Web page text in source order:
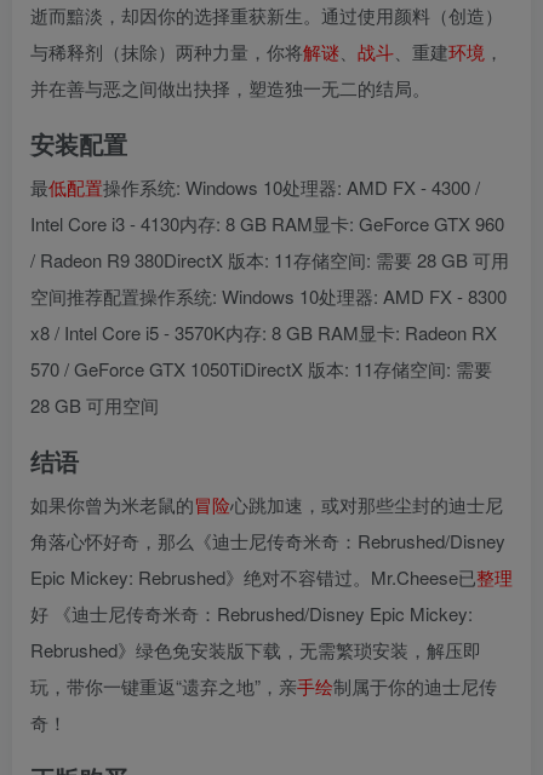
逝而黯淡，却因你的选择重获新生。通过使用颜料（创造）
与稀释剂（抹除）两种力量，你将解谜 战斗 、重建环境 ，
并在善与恶之间做出抉择，塑造独一无二的结局。
安装配置
最低配置操作系统: Windows 10处理器: AMD FX - 4300 /
Intel Core i3 - 4130内存: 8 GB RAM显卡: GeForce GTX 960
/ Radeon R9 380DirectX 版本: 11存储空间: 需要 28 GB 可用
空间推荐配置操作系统: Windows 10处理器: AMD FX - 8300
x8 / Intel Core i5 - 3570K内存: 8 GB RAM显卡: Radeon RX
570 / GeForce GTX 1050TiDirectX 版本: 11存储空间: 需要
28 GB 可用空间
结语
如果你曾为米老鼠的冒险心跳加速，或对那些尘封的迪士尼
角落心怀好奇，那么《迪士尼传奇米奇：Rebrushed/Disney
Epic Mickey: Rebrushed》绝对不容错过。Mr.Cheese已整理
好 《迪士尼传奇米奇：Rebrushed/Disney Epic Mickey:
Rebrushed》绿色免安装版下载，无需繁琐安装，解压即
玩，带你一键重返“遗弃之地”，亲手绘制属于你的迪士尼传
奇！